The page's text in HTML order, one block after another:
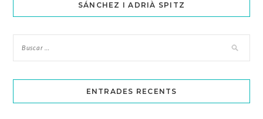
SÁNCHEZ I ADRIÀ SPITZ
ENTRADES RECENTS